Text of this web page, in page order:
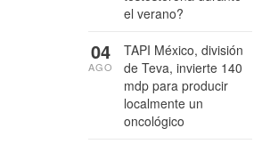
el verano?
TAPI México, división
de Teva, invierte 140
mdp para producir
localmente un
oncológico
04
AGO